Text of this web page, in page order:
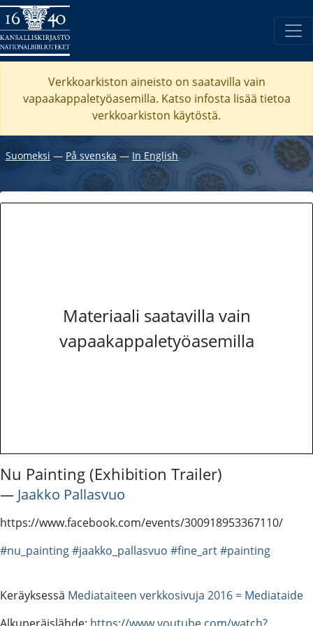
Verkkoarkiston aineisto on saatavilla vain
vapaakappaletyöasemilla. Katso infosta lisää tietoa
verkkoarkiston käytöstä.
Suomeksi ― På svenska― In English
Materiaali saatavilla vain
vapaakappaletyöasemilla
Nu Painting (Exhibition Trailer)
― Jaakko Pallasvuo
https://www.facebook.com/events/300918953367110/
#nu_painting#jaakko_pallasvuo #fine_art#painting
Keräyksessä Mediataiteen verkkosivuja 2016 = Mediataide